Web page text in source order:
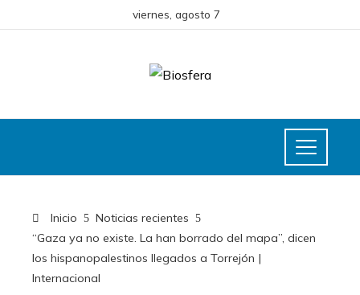
viernes, agosto 7
Inicio
Noticias recientes
“Gaza ya no existe. La han borrado del mapa”, dicen
los hispanopalestinos llegados a Torrejón |
Internacional